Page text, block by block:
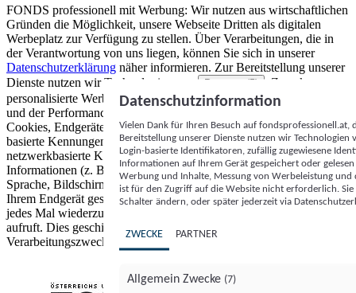
FONDS professionell mit Werbung: Wir nutzen aus wirtschaftlichen
Gründen die Möglichkeit, unsere Webseite Dritten als digitalen
Werbeplatz zur Verfügung zu stellen. Über Verarbeitungen, die in
der Verantwortung von uns liegen, können Sie sich in unserer
Datenschutzerklärung näher informieren. Zur Bereitstellung unserer
Dienste nutzen wir Technologien von
Partnern (5)
. Zwecke:
personalisierte Werbung und Inhalte, Messung von Werbeleistung
und der Performance von Inhalten sowie Zielgruppenforschung.
Cookies, Endgeräte- oder ähnliche Online-Kennungen (z. B. login-
basierte Kennungen, zufällig generierte Kennungen,
netzwerkbasierte Kennungen) können zusammen mit anderen
Informationen (z. B. Browsertyp und Browserinformationen,
Sprache, Bildschirmgröße, unterstützte Technologien usw.) auf
Ihrem Endgerät gespeichert oder von dort ausgelesen werden, um es
jedes Mal wiederzuerkennen, wenn es eine App oder einer Webseite
aufruft. Dies geschieht für einen oder mehrere der hier aufgeführten
Verarbeitungszwecke.
Datenschutzinformation
Vielen Dank für Ihren Besuch auf
Bereitstellung unserer Dienste nutzen wir Technologien
Login-basierte Identifikatoren, zufällig zugewiesene
Informationen auf Ihrem Gerät gespeichert oder
Werbung und Inhalte, Messung von Werbeleistung
ist für den Zugriff auf die Website nicht erforderlich.
Schalter ändern, oder später jederzeit via
ZWECKE PARTNER
Allgemein Zwecke (7)